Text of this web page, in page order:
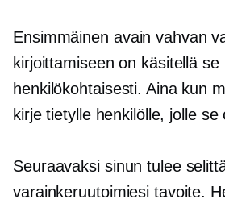
Ensimmäinen avain vahvan
kirjoittamiseen on käsitellä
henkilökohtaisesti. Aina kun
kirje tietylle henkilölle, jolle
Seuraavaksi sinun tulee
varainkeruutoimiesi tavoite.